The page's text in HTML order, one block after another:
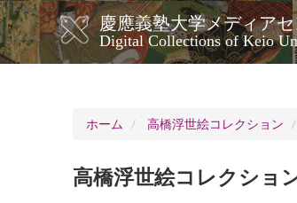
メ
イ
ン
コ
慶應義塾大学メディア
Digital Collections of Keio
メ
イ
ビ
ー
シ
ホーム
高橋浮世絵コレクション
高橋浮世絵コレクショ